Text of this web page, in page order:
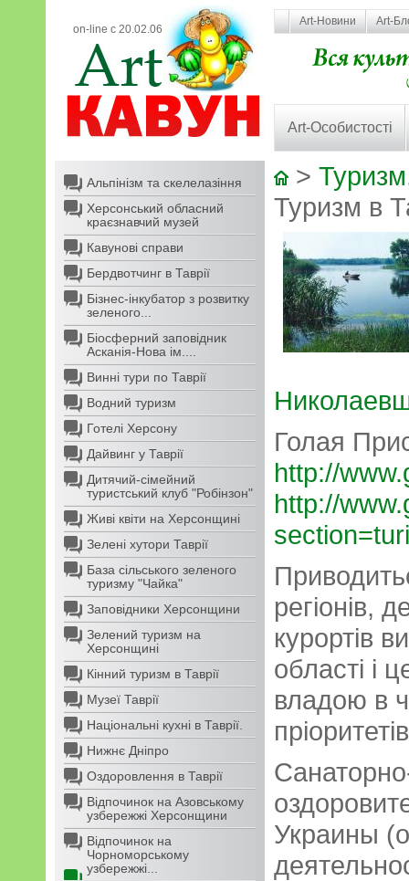
on-line с 20.02.06
Art-Новини Art-
Art-Особистості
Альпінізм та скелелазіння
Херсонський обласний
краєзнавчий музей
Кавунові справи
Бердвотчинг в Таврії
Бізнес-інкубатор з розвитку
зеленого...
Біосферний заповідник
Асканія-Нова ім....
Винні тури по Таврії
Водний туризм
Готелі Херсону
Дайвинг у Таврії
Дитячий-сімейний
туристський клуб "Робінзон"
Живі квіти на Херсонщині
Зелені хутори Таврії
База сільського зеленого
туризму "Чайка"
Заповідники Херсонщини
Зелений туризм на
Херсонщині
Кінний туризм в Таврії
Музеї Таврії
Національні кухні в Таврії.
Нижнє Дніпро
Оздоровлення в Таврії
Відпочинок на Азовському
узбережжі Херсонщини
Відпочинок на
Чорноморському
узбережжі...
>
Туризм в
Голая
http://
http://
регіонів,
курортів
області і
владою в
Украины